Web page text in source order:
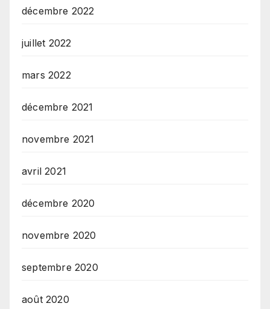
décembre 2022
juillet 2022
mars 2022
décembre 2021
novembre 2021
avril 2021
décembre 2020
novembre 2020
septembre 2020
août 2020